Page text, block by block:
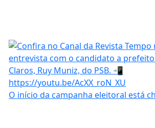
O início da campanha eleitoral está